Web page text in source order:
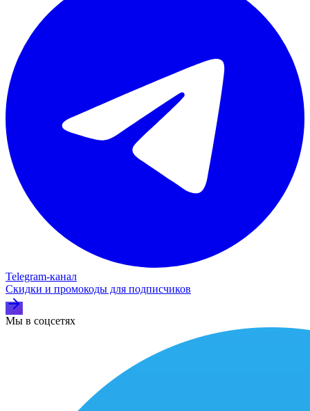
Telegram‑канал
Скидки и промокоды для подписчиков
Мы в соцсетях